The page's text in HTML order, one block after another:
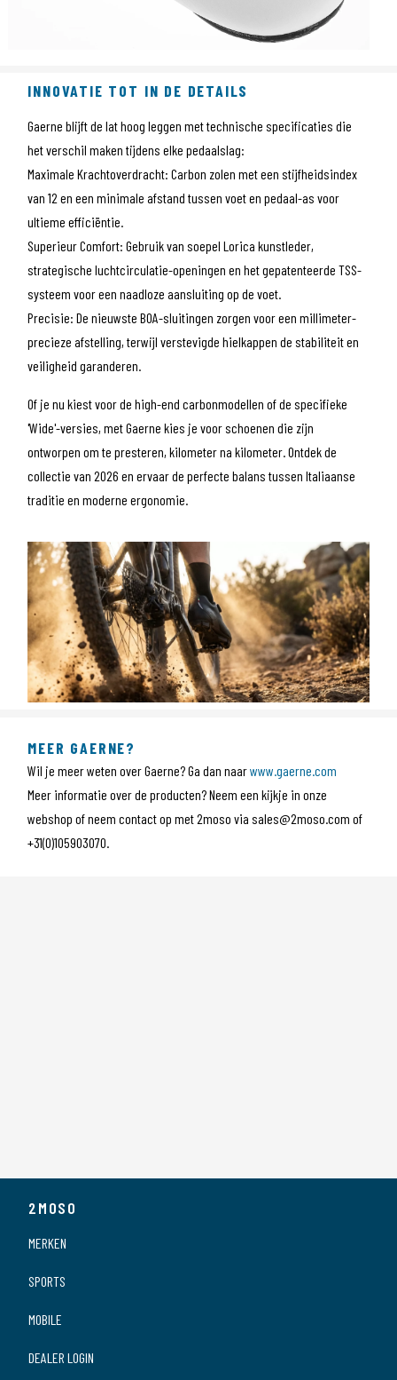
INNOVATIE TOT IN DE DETAILS
Gaerne blijft de lat hoog leggen met technische specificaties die
het verschil maken tijdens elke pedaalslag:
Maximale Krachtoverdracht: Carbon zolen met een stijfheidsindex
van 12 en een minimale afstand tussen voet en pedaal-as voor
ultieme efficiëntie.
Superieur Comfort: Gebruik van soepel Lorica kunstleder,
strategische luchtcirculatie-openingen en het gepatenteerde TSS-
systeem voor een naadloze aansluiting op de voet.
Precisie: De nieuwste BOA-sluitingen zorgen voor een millimeter-
precieze afstelling, terwijl verstevigde hielkappen de stabiliteit en
veiligheid garanderen.
Of je nu kiest voor de high-end carbonmodellen of de specifieke
'Wide'-versies, met Gaerne kies je voor schoenen die zijn
ontworpen om te presteren, kilometer na kilometer. Ontdek de
collectie van 2026 en ervaar de perfecte balans tussen Italiaanse
traditie en moderne ergonomie.
MEER GAERNE?
Wil je meer weten over Gaerne? Ga dan naarwww.gaerne.com
Meer informatie over de producten? Neem een kijkje in onze
webshop of neem contact op met 2moso via sales@2moso.com of
+31(0)105903070.
2MOSO
MERKEN
SPORTS
MOBILE
DEALER LOGIN